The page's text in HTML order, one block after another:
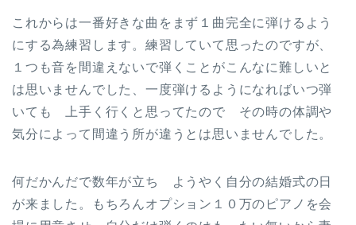
これからは一番好きな曲をまず１曲完全に弾けるよう
にする為練習します。練習していて思ったのですが、
１つも音を間違えないで弾くことがこんなに難しいと
は思いませんでした、一度弾けるようになればいつ弾
いても 上手く行くと思ってたので その時の体調や
気分によって間違う所が違うとは思いませんでした。
何だかんだで数年が立ち ようやく自分の結婚式の日
が来ました。もちろんオプション１０万のピアノを会